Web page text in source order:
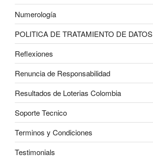
Numerología
POLITICA DE TRATAMIENTO DE DATOS
Reflexiones
Renuncia de Responsabilidad
Resultados de Loterias Colombia
Soporte Tecnico
Terminos y Condiciones
Testimonials